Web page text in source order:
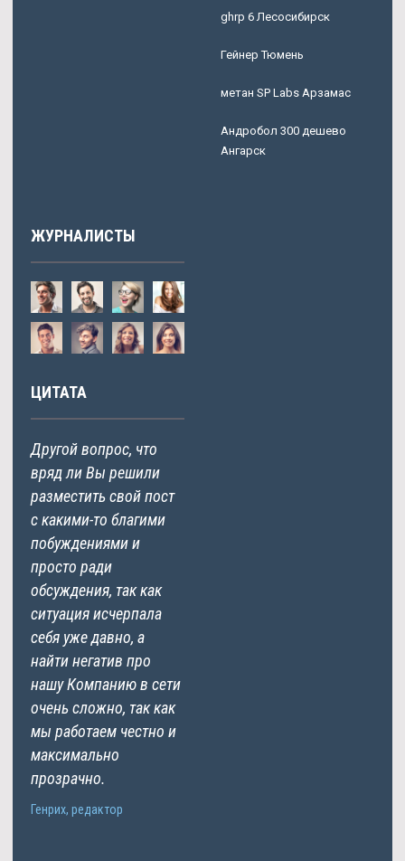
ghrp 6 Лесосибирск
Гейнер Тюмень
метан SP Labs Арзамас
Андробол 300 дешево
Ангарск
ЖУРНАЛИСТЫ
ЦИТАТА
Другой вопрос, что
вряд ли Вы решили
разместить свой пост
с какими-то благими
побуждениями и
просто ради
обсуждения, так как
ситуация исчерпала
себя уже давно, а
найти негатив про
нашу Компанию в сети
очень сложно, так как
мы работаем честно и
максимально
прозрачно.
Генрих, редактор